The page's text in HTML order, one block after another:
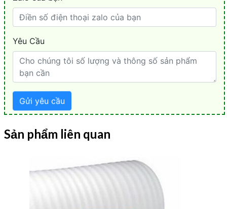
Sản phẩm liên quan